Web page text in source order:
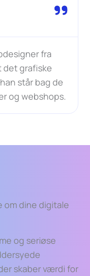
fra
det grafiske
står bag de
og webshops.
om dine digitale
og seriøse
skaber værdi for